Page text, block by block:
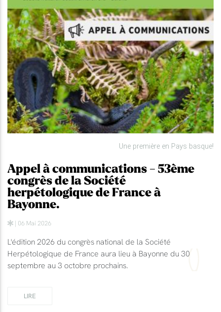
Une première en Pays basque!
Appel à communications - 53ème
congrès de la Société
herpétologique de France à
Bayonne.
| 06 Mai 2026
L'édition 2026 du congrès national de la Société
Herpétologique de France aura lieu à Bayonne du 30
septembre au 3 octobre prochains.
LIRE